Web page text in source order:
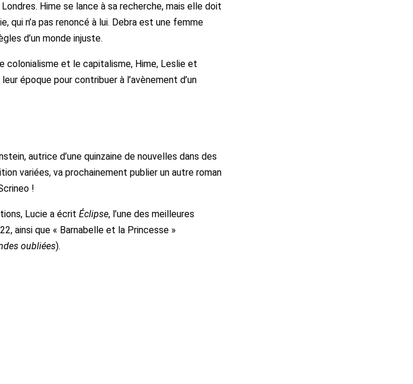
Hime se lance à sa recherche, mais elle doit
qui n’a pas renoncé à lui. Debra est une femme
d’un monde injuste.
colonialisme et le capitalisme, Hime, Leslie et
époque pour contribuer à l’avènement d’un
autrice d’une quinzaine de nouvelles dans des
variées, va prochainement publier un autre roman
!
Lucie a écritÉclipse, l’une des meilleures
ainsi que « Barnabelle et la Princesse »
oubliées).